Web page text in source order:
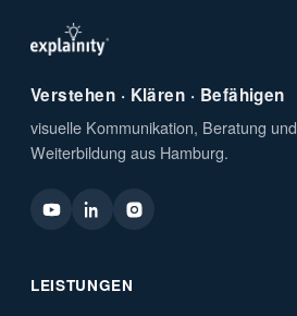
Verstehen · Klären · Befähigen
visuelle Kommunikation, Beratung und
Weiterbildung aus Hamburg.
LEISTUNGEN